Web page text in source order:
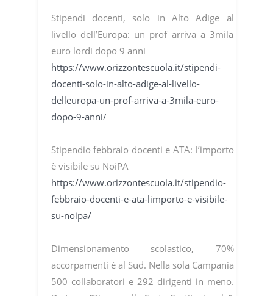
Stipendi docenti, solo in Alto Adige al
livello dell’Europa: un prof arriva a 3mila
euro lordi dopo 9 anni
https://www.orizzontescuola.it/stipendi-
docenti-solo-in-alto-adige-al-livello-
delleuropa-un-prof-arriva-a-3mila-euro-
dopo-9-anni/
Stipendio febbraio docenti e ATA: l’importo
è visibile su NoiPA
https://www.orizzontescuola.it/stipendio-
febbraio-docenti-e-ata-limporto-e-visibile-
su-noipa/
Dimensionamento scolastico, 70%
accorpamenti è al Sud. Nella sola Campania
500 collaboratori e 292 dirigenti in meno.